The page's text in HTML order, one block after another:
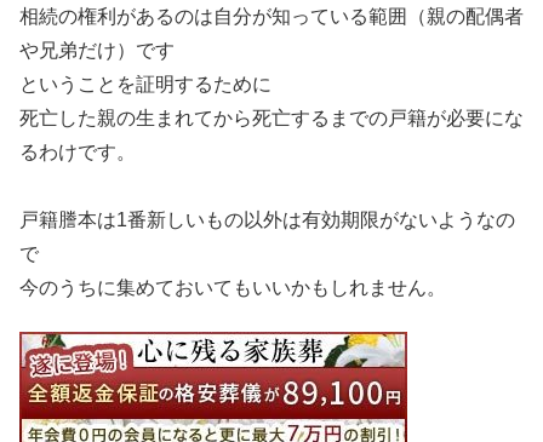
相続の権利があるのは自分が知っている範囲（親の配偶者
や兄弟だけ）です
ということを証明するために
死亡した親の生まれてから死亡するまでの戸籍が必要にな
るわけです。
戸籍謄本は1番新しいもの以外は有効期限がないようなの
で
今のうちに集めておいてもいいかもしれません。